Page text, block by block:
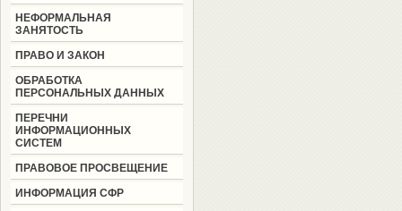
НЕФОРМАЛЬНАЯ
ЗАНЯТОСТЬ
ПРАВО И ЗАКОН
ОБРАБОТКА
ПЕРСОНАЛЬНЫХ ДАННЫХ
ПЕРЕЧНИ
ИНФОРМАЦИОННЫХ
СИСТЕМ
ПРАВОВОЕ ПРОСВЕЩЕНИЕ
ИНФОРМАЦИЯ СФР